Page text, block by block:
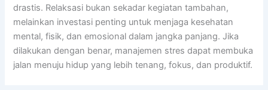
drastis. Relaksasi bukan sekadar kegiatan tambahan,
melainkan investasi penting untuk menjaga kesehatan
mental, fisik, dan emosional dalam jangka panjang. Jika
dilakukan dengan benar, manajemen stres dapat membuka
jalan menuju hidup yang lebih tenang, fokus, dan produktif.